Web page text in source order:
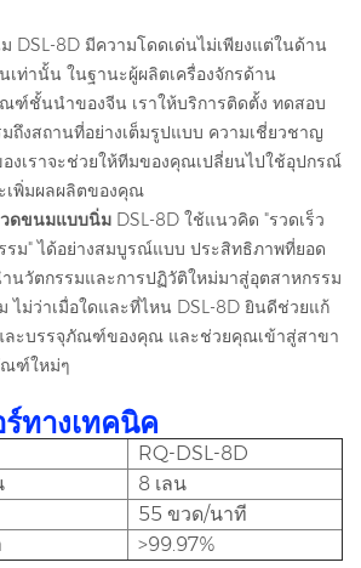
DSL-8D มีความโดดเด่นไม่เพียงแต่ในด้าน
เท่านั้น ในฐานะผู้ผลิตเครื่องจักรด้าน
ฑ์ชั้นนำของจีน เราให้บริการติดตั้ง ทดสอบ
ถึงสถานที่อย่างเต็มรูปแบบ ความเชี่ยวชาญ
องเราจะช่วยให้ทีมของคุณเปลี่ยนไปใช้อุปกรณ์
เพิ่มผลผลิตของคุณ
วดขนมแบบนิ่ม DSL-8D ใช้แนวคิด "รวดเร็ว
รม" ได้อย่างสมบูรณ์แบบ ประสิทธิภาพที่ยอด
ำนวัตกรรมและการปฏิวัติใหม่มาสู่อุตสาหกรรม
ม่ว่าเมื่อใดและที่ไหน DSL-8D ยินดีช่วยแก้
ละบรรจุภัณฑ์ของคุณ และช่วยคุณเข้าสู่สาขา
ฑ์ใหม่ๆ
ร์ทางเทคนิค
RQ-DSL-8D
8 เลน
55 ขวด/นาที
>99.97%